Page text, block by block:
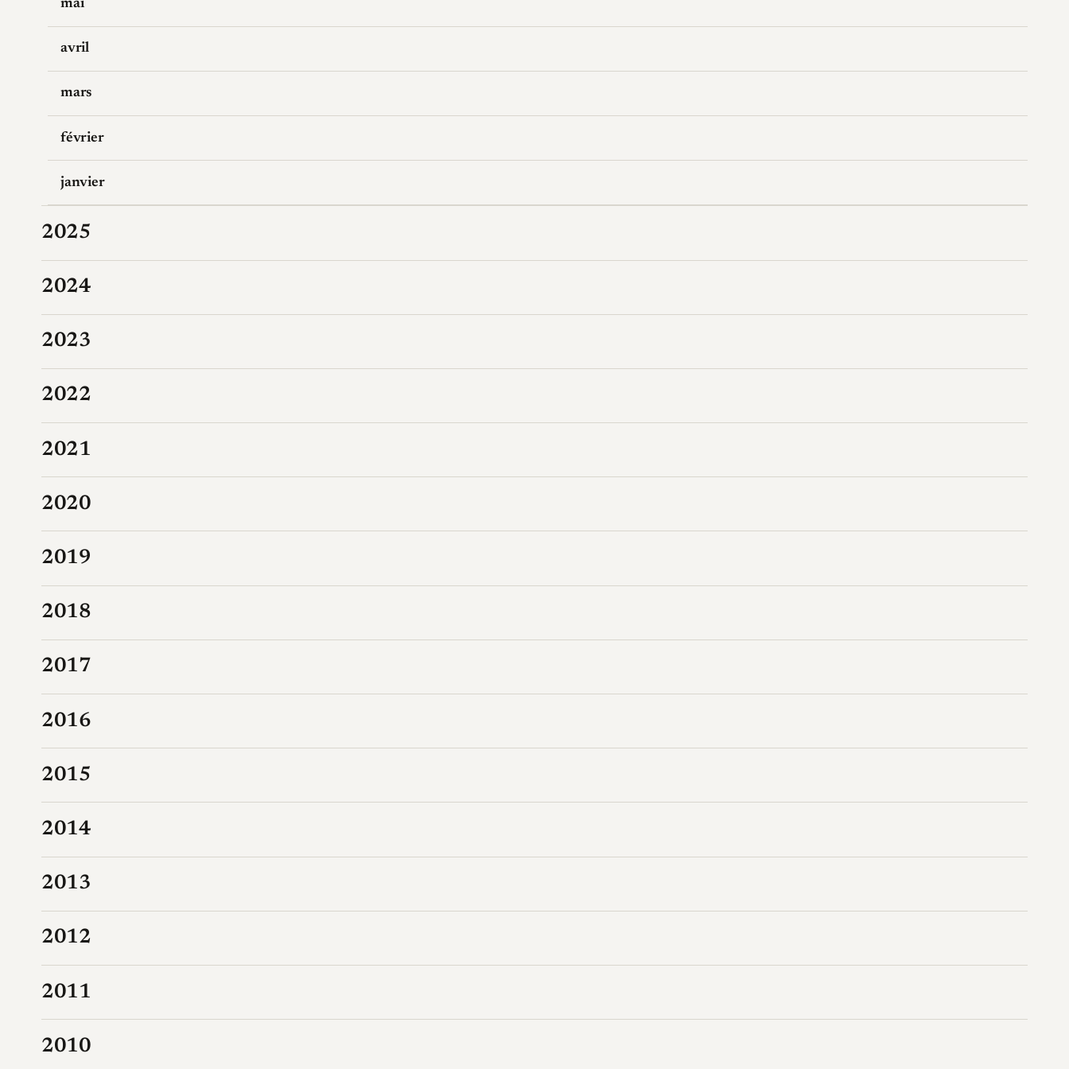
mai
avril
mars
février
janvier
2025
2024
2023
2022
2021
2020
2019
2018
2017
2016
2015
2014
2013
2012
2011
2010